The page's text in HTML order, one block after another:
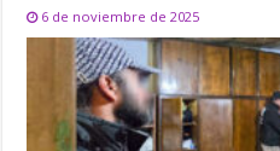
6 de noviembre de 2025